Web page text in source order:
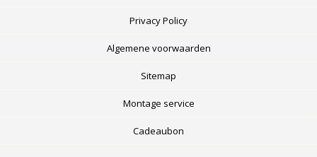
Privacy Policy
Algemene voorwaarden
Sitemap
Montage service
Cadeaubon